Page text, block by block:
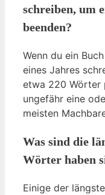
schreiben, um
beenden?
Wenn du ein
eines Jahres
etwa 220 Wörter
ungefähr eine
meisten
Was sind die
Wörter haben
Einige der